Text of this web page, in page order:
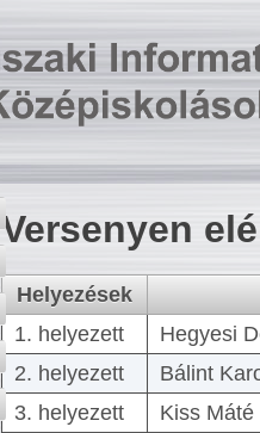
Versenyen
Helyezések
1. helyezett
Hegyesi
2. helyezett
Bálint
3. helyezett
Kiss